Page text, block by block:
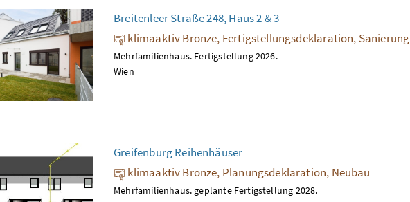
Breitenleer Straße 248, Haus 2 & 3
klimaaktiv Bronze, Fertigstellungsdeklaration, Sanierung
Mehrfamilienhaus. Fertigstellung 2026.
Wien
Greifenburg Reihenhäuser
klimaaktiv Bronze, Planungsdeklaration, Neubau
Mehrfamilienhaus. geplante Fertigstellung 2028.